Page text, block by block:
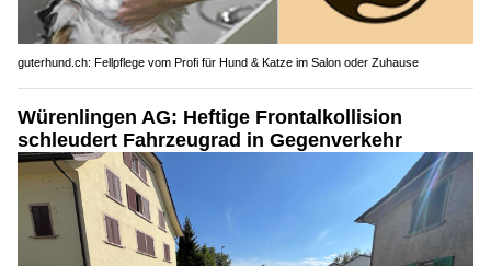
guterhund.ch: Fellpflege vom Profi für Hund & Katze im Salon oder Zuhause
Würenlingen AG: Heftige Frontalkollision
schleudert Fahrzeugrad in Gegenverkehr